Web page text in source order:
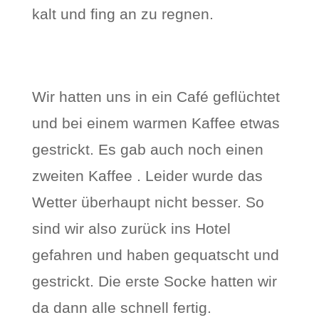
kalt und fing an zu regnen.
Wir hatten uns in ein Café geflüchtet
und bei einem warmen Kaffee etwas
gestrickt. Es gab auch noch einen
zweiten Kaffee . Leider wurde das
Wetter überhaupt nicht besser. So
sind wir also zurück ins Hotel
gefahren und haben gequatscht und
gestrickt. Die erste Socke hatten wir
da dann alle schnell fertig.